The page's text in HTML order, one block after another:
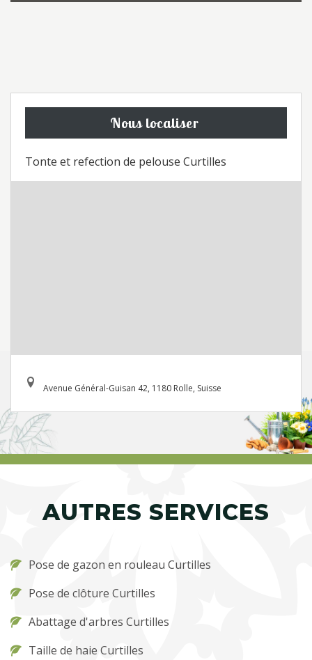
Nous localiser
Tonte et refection de pelouse Curtilles
Avenue Général-Guisan 42, 1180 Rolle, Suisse
AUTRES SERVICES
Pose de gazon en rouleau Curtilles
Pose de clôture Curtilles
Abattage d'arbres Curtilles
Taille de haie Curtilles